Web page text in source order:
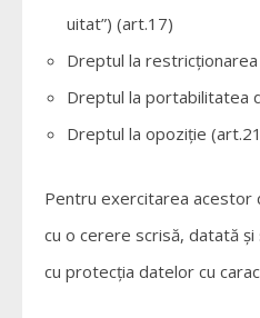
uitat”) (art.17)
Dreptul la
Dreptul la portabilitatea
Dreptul la opoziţie
Pentru exercitarea
cu o cerere scrisă, datată
cu protecţia datelor cu